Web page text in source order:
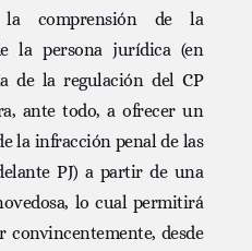
comprensión de la
la persona jurídica (en
de la regulación del CP
ante todo, a ofrecer un
la infracción penal de las
PJ) a partir de una
lo cual permitirá
desde